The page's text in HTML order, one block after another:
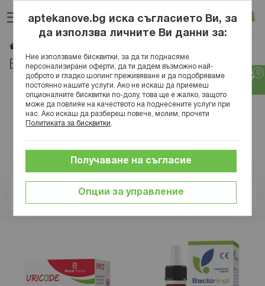
към
съдържанието
Вход
Bionat
Позиция
aptekanove.bg иска съгласието Ви, за
да използва личните Ви данни за:
Ние използваме бисквитки, за да ти поднасяме
персонализирани оферти, да ти дадем възможно най-
доброто и гладко шопинг преживяване и да подобряваме
постоянно нашите услуги. Ако не искаш да приемеш
опционалните бисквитки по-долу, това ще е жалко, защото
може да повлияе на качеството на поднесените услуги при
нас. Ако искаш да разбереш повече, молим, прочети
Политиката за бисквитки
Опции за управление
Получаване на съгласие